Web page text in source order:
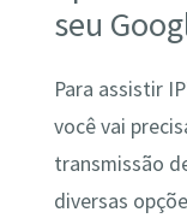
seu
Para assistir
você vai
transmissão
diversas